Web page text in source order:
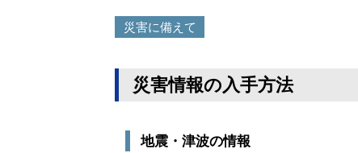
災害に備えて
災害情報の入手方法
地震・津波の情報